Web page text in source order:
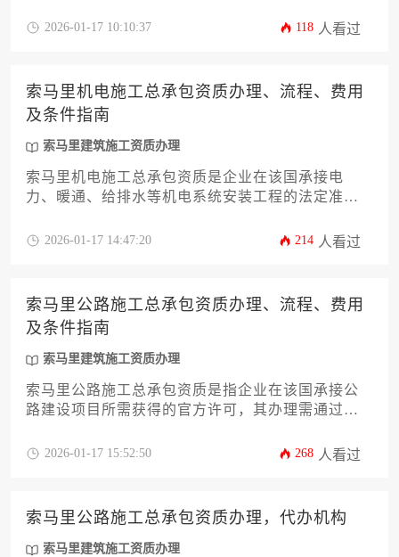
等多环节；专业代办机构凭借对索马里建筑法规的
时间成本与合规风险。
2026-01-17 10:10:37 118 人看过
索马里机电施工总承包资质办理、流程、费用
及条件指南
索马里建筑施工资质办理
索马里机电施工总承包资质是企业在该国承接电
力、暖通、给排水等机电系统安装工程的法定准入
力证明、财务状况报告等核心文件，经历材料审
随企业申请等级与当地代理服务浮动。
2026-01-17 14:47:20 214 人看过
索马里公路施工总承包资质办理、流程、费用
及条件指南
索马里建筑施工资质办理
索马里公路施工总承包资质是指企业在该国承接公
路建设项目所需获得的官方许可，其办理需通过索
估、财务审核及现场核查等流程，总费用约五万至
验及符合安全环保标准。
2026-01-17 15:52:50 268 人看过
索马里公路施工总承包资质办理，代办机构
索马里建筑施工资质办理